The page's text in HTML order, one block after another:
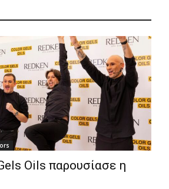
Oils παρουσίασε η